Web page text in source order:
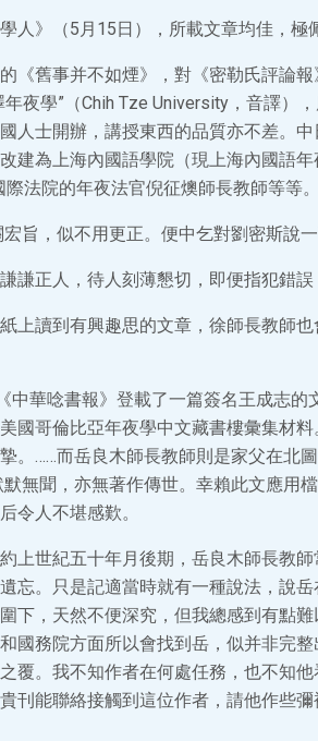
人》（5月15日），所載文章均佳，極
《舊事并不如煙》，對《密勒氏評論
夜學”（Chih Tze University，音譯）
人士開辦，講授東西的品質亦不差。
建為上海內國語學院（現上海內國語
法院的年夜法官倪征燠師長教師等等
旨，似不用更正。便中乞對劉密斯說一
謙正人，待人刻薄懇切，即便指犯錯
上讀到有興趣思的文章，徐師長教師
中華唸書報》登載了一篇簽名王成志
國哥倫比亞年夜學中文藏書樓彙集材
。……而岳良木師長教師則是家父在北
無聞，亦無著作傳世。幸賴此文應用
令人不堪感歎。
上世紀五十年月後期，岳良木師長教
忘。只是記適當時就有一種說法，說
下，天然不便深究，但我總感到有點
國務院方面所以會找到岳，似并非完
覆。我不知作者在何處任務，也不知
貴刊能聯絡接觸到這位作者，請他作些